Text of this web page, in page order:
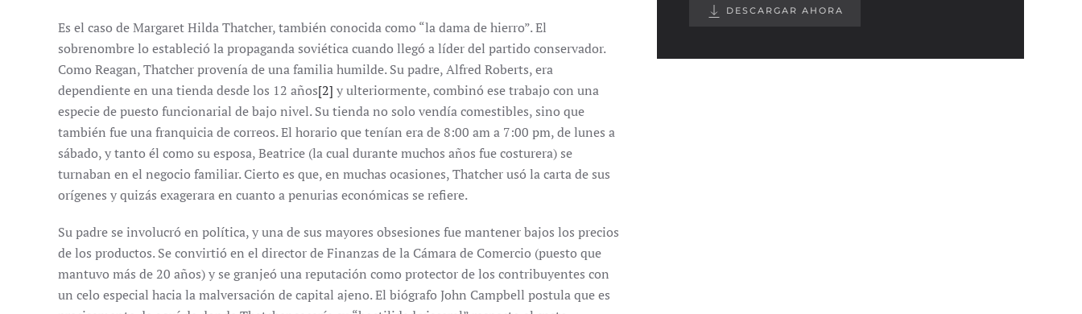
Es el caso de Margaret Hilda Thatcher, también conocida como “la dama de hierro”. El
sobrenombre lo estableció la propaganda soviética cuando llegó a líder del partido conservador.
Como Reagan, Thatcher provenía de una familia humilde. Su padre, Alfred Roberts, era
dependiente en una tienda desde los 12 años[2] y ulteriormente, combinó ese trabajo con una
especie de puesto funcionarial de bajo nivel. Su tienda no solo vendía comestibles, sino que
también fue una franquicia de correos. El horario que tenían era de 8:00 am a 7:00 pm, de lunes a
sábado, y tanto él como su esposa, Beatrice (la cual durante muchos años fue costurera) se
turnaban en el negocio familiar. Cierto es que, en muchas ocasiones, Thatcher usó la carta de sus
orígenes y quizás exagerara en cuanto a penurias económicas se refiere.
Su padre se involucró en política, y una de sus mayores obsesiones fue mantener bajos los precios
de los productos. Se convirtió en el director de Finanzas de la Cámara de Comercio (puesto que
mantuvo más de 20 años) y se granjeó una reputación como protector de los contribuyentes con
un celo especial hacia la malversación de capital ajeno. El biógrafo John Campbell postula que es
DESCARGAR AHORA